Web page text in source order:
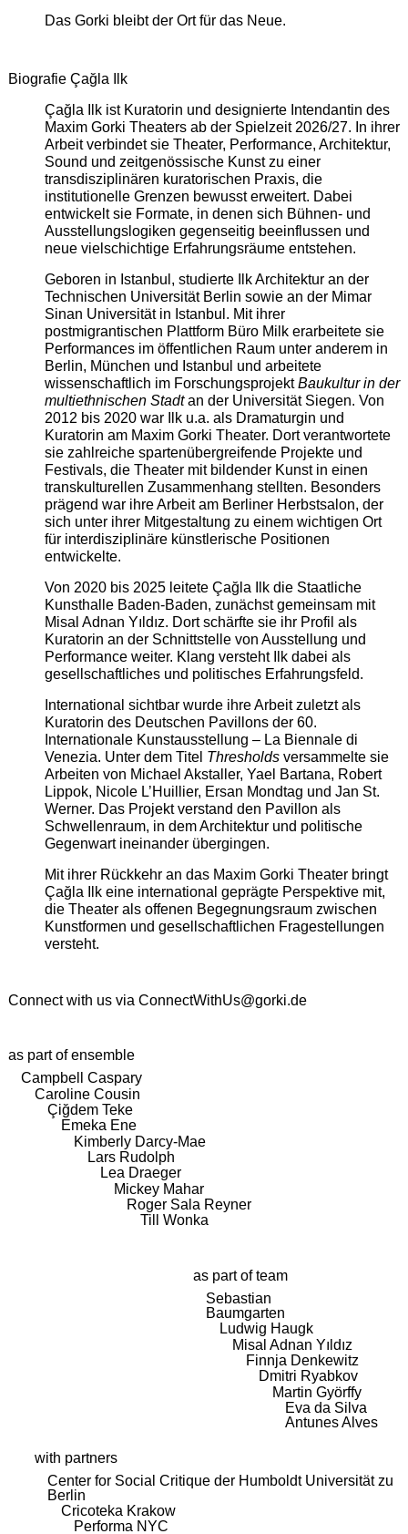
Das Gorki bleibt der Ort für das Neue.
Biografie Çağla Ilk
Çağla Ilk ist Kuratorin und designierte Intendantin des
Maxim Gorki Theaters ab der Spielzeit 2026/27. In ihrer
Arbeit verbindet sie Theater, Performance, Architektur,
Sound und zeitgenössische Kunst zu einer
transdisziplinären kuratorischen Praxis, die
institutionelle Grenzen bewusst erweitert. Dabei
entwickelt sie Formate, in denen sich Bühnen- und
Ausstellungslogiken gegenseitig beeinflussen und
neue vielschichtige Erfahrungsräume entstehen.
Geboren in Istanbul, studierte Ilk Architektur an der
Technischen Universität Berlin sowie an der Mimar
Sinan Universität in Istanbul. Mit ihrer
postmigrantischen Plattform Büro Milk erarbeitete sie
Performances im öffentlichen Raum unter anderem in
Berlin, München und Istanbul und arbeitete
wissenschaftlich im ForschungsprojektBaukultur in der
multiethnischen Stadtan der Universität Siegen. Von
2012 bis 2020 war Ilk u.a. als Dramaturgin und
Kuratorin am Maxim Gorki Theater. Dort verantwortete
sie zahlreiche spartenübergreifende Projekte und
Festivals, die Theater mit bildender Kunst in einen
transkulturellen Zusammenhang stellten. Besonders
prägend war ihre Arbeit am Berliner Herbstsalon, der
sich unter ihrer Mitgestaltung zu einem wichtigen Ort
für interdisziplinäre künstlerische Positionen
entwickelte.
Von 2020 bis 2025 leitete Çağla Ilk die Staatliche
Kunsthalle Baden-Baden, zunächst gemeinsam mit
Misal Adnan Yıldız. Dort schärfte sie ihr Profil als
Kuratorin an der Schnittstelle von Ausstellung und
Performance weiter. Klang versteht Ilk dabei als
gesellschaftliches und politisches Erfahrungsfeld.
International sichtbar wurde ihre Arbeit zuletzt als
Kuratorin des Deutschen Pavillons der 60.
Internationale Kunstausstellung – La Biennale di
Venezia. Unter dem Titel Thresholdsversammelte sie
Arbeiten von Michael Akstaller, Yael Bartana, Robert
Lippok, Nicole L’Huillier, Ersan Mondtag und Jan St.
Werner. Das Projekt verstand den Pavillon als
Schwellenraum, in dem Architektur und politische
Gegenwart ineinander übergingen.
Mit ihrer Rückkehr an das Maxim Gorki Theater bringt
Çağla Ilk eine international geprägte Perspektive mit,
die Theater als offenen Begegnungsraum zwischen
Kunstformen und gesellschaftlichen Fragestellungen
versteht.
Connect with us via ConnectWithUs@gorki.de
as part of ensemble
Campbell Caspary
Caroline Cousin
Çiğdem Teke
Emeka Ene
Kimberly Darcy-Mae
Lars Rudolph
Lea Draeger
Mickey Mahar
Roger Sala Reyner
Till Wonka
as part of team
Sebastian
Baumgarten
Ludwig Haugk
Misal Adnan Yıldız
Finnja Denkewitz
Dmitri Ryabkov
Martin Györffy
Eva da Silva
Antunes Alves
with partners
Center for Social Critique der Humboldt Universität zu
Berlin
Cricoteka Krakow
Performa NYC